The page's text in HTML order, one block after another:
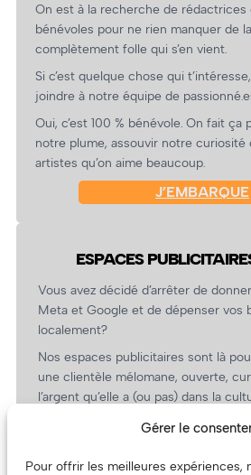
Gérer le
Pour offrir les meilleures expériences,
On est à la recherche de
bénévoles pour ne rien manquer de
complètement folle qui s’en vient.
Si c’est quelque chose qui
joindre à notre équipe de
Oui, c’est 100 % bénévole. On fait ça
notre plume, assouvir notre curiosité
artistes qu’on aime beaucoup.
J’EMBARQUE
ESPACES
Vous avez décidé d’arrêter de
Meta et Google et de dépenser vos
localement?
Nos espaces publicitaires sont là
une clientèle mélomane, ouverte,
l’argent qu’elle a (ou pas) dans la
revient.